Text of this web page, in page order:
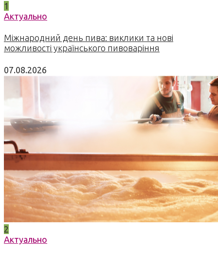
1
Актуально
Міжнародний день пива: виклики та нові
можливості українського пивоваріння
07.08.2026
2
Актуально